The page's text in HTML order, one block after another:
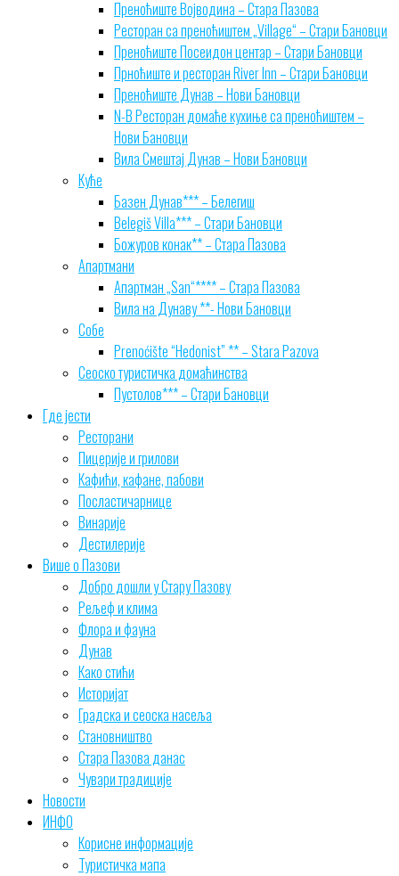
Преноћиште Војводина – Стара Пазова
Ресторан са преноћиштем „Village“ – Стари Бановци
Преноћиште Посеидон центар – Стари Бановци
Прноћиште и ресторан River Inn – Стари Бановци
Преноћиште Дунав – Нови Бановци
N-B Ресторан домаће кухиње са преноћиштем –
Нови Бановци
Вила Смештај Дунав – Нови Бановци
Куће
Базен Дунав*** – Белегиш
Belegiš Villa*** – Стари Бановци
Божуров конак** – Стара Пазова
Апартмани
Апартман „San“**** – Стара Пазова
Вила на Дунаву **- Нови Бановци
Собе
Prenoćište “Hedonist” ** – Stara Pazova
Сеоско туристичка домаћинства
Пустолов*** – Стари Бановци
Где јести
Ресторани
Пицерије и грилови
Кафићи, кафане, пабови
Посластичарнице
Винарије
Дестилерије
Више о Пазови
Добро дошли у Стару Пазову
Рељеф и клима
Флора и фауна
Дунав
Како стићи
Историјат
Градска и сеоска насеља
Становништво
Стара Пазова данас
Чувари традиције
Новости
ИНФО
Корисне информације
Туристичка мапа